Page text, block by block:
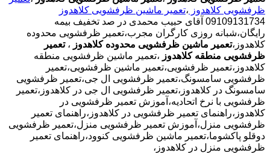
ظرفشویی کلاهدوز ،تعمیر ماشین ظرفشویی کلاهدوز
09109131734 آقای حبیب محمدی در صد تخفیف بیمه
رایگان،شبانه روزی کارگران مجرب،تعمیر ظرفشویی محدوده
کلاهدوز،تعمیر ماشین ظرفشویی محدوده کلاهدوز ، تعمیر
ظرفشویی منطقه کلاهدوز ،تعمیر ماشین ظرفشویی منطقه
کلاهدوز،تعمیر ظرفشویی،تعمیر ماشین ظرفشویی،تعمیر
ظرفشویی سامسونگ،تعمیر ظرفشویی ال جی،تعمیر ظرفشویی
سامسونگ در کلاهدوز،تعمیر ظرفشویی ال جی در کلاهدوز،تعمیر
ظرفشویی با نرخ اتحادیه،آموزش تعمیر ظرفشویی در
کلاهدوز،راهنمای تعمیر ظرفشویی در کلاهدوز،راهنمای تعمیر
ظرفشویی منزل،آموزش تعمیر ظرفشویی منزل،تعمیر ظرفشویی
دوقلو پاکشوما،تعمیر ماشین ظرفشویی کنوود،راهنمای تعمیر
ظرفشویی منزل در کلاهدوز،